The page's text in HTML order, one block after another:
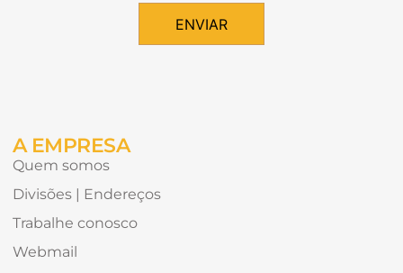
ENVIAR
A EMPRESA
Quem somos
Divisões | Endereços
Trabalhe conosco
Webmail